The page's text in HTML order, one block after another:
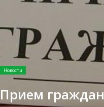
Новости
Прием граждан